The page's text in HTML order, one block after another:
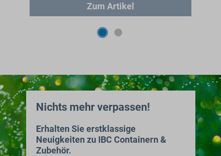
Zum Artikel
Nichts mehr verpassen!
Erhalten Sie erstklassige
Neuigkeiten zu IBC Containern &
Zubehör.